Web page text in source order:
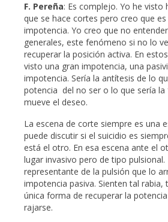
F. Pereña: Es complejo. Yo he visto
que se hace cortes pero creo que
impotencia. Yo creo que no
generales, este fenómeno si no lo
recuperar la posición activa. En
visto una gran impotencia, una
impotencia. Sería la antítesis de lo
potencia del no ser o lo que sería la
mueve el deseo.
La escena de corte siempre es una
puede discutir si el suicidio es
está el otro. En esa escena ante el
lugar invasivo pero de tipo pulsional.
representante de la pulsión que lo
impotencia pasiva. Sienten tal rabia,
única forma de recuperar la
rajarse.